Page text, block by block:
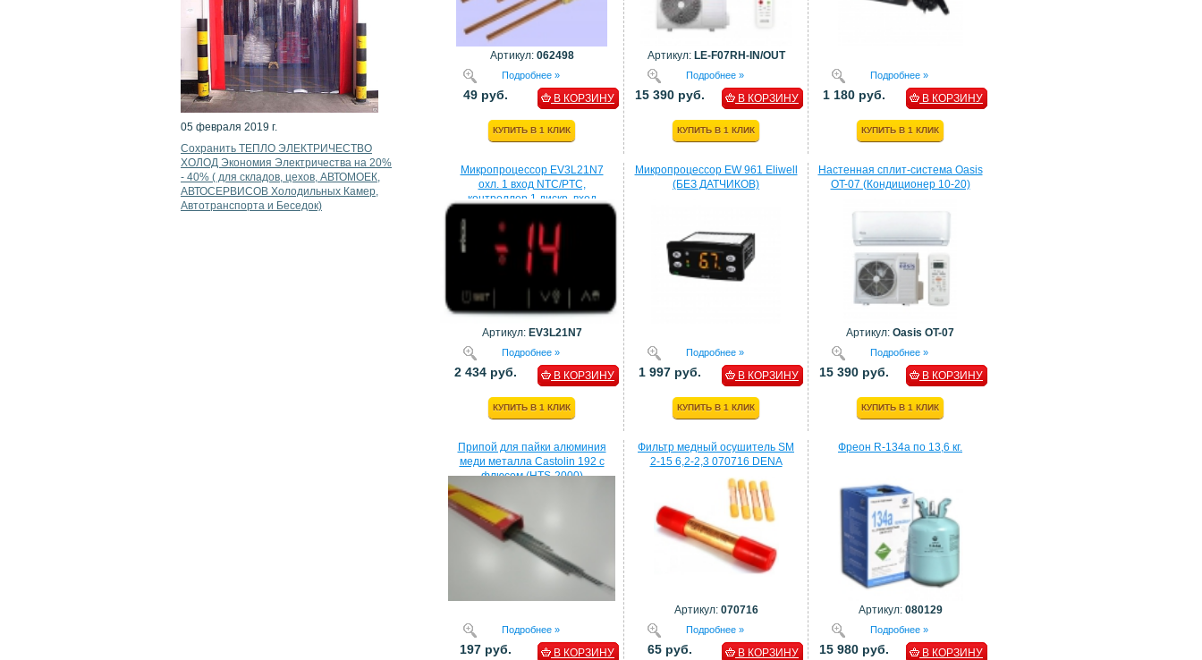
Артикул: 062498
Подробнее »
49 руб. В КОРЗИНУ
КУПИТЬ В 1 КЛИК
Артикул: LE-F07RH-IN/OUT
Подробнее »
15 390 руб. В КОРЗИНУ
КУПИТЬ В 1 КЛИК
Подробнее »
1 180 руб. В КОРЗИНУ
КУПИТЬ В 1 КЛИК
Микропроцессор EV3L21N7
охл. 1 вход NTC/PTC,
контроллер 1 дискр. вход
Артикул: EV3L21N7
Подробнее »
2 434 руб. В КОРЗИНУ
КУПИТЬ В 1 КЛИК
Микропроцессор EW 961 Eliwell
(БЕЗ ДАТЧИКОВ)
Подробнее »
1 997 руб. В КОРЗИНУ
КУПИТЬ В 1 КЛИК
Настенная сплит-система Oasis
OT-07 (Кондиционер 10-20)
Артикул: Oasis OT-07
Подробнее »
15 390 руб. В КОРЗИНУ
КУПИТЬ В 1 КЛИК
Припой для пайки алюминия
меди металла Castolin 192 с
флюсом (HTS-2000)
Подробнее »
197 руб. В КОРЗИНУ
Фильтр медный осушитель SM
2-15 6,2-2,3 070716 DENA
Артикул: 070716
Подробнее »
65 руб. В КОРЗИНУ
Фреон R-134a по 13,6 кг.
Артикул: 080129
Подробнее »
15 980 руб. В КОРЗИНУ
05 февраля 2019 г.
Сохранить ТЕПЛО ЭЛЕКТРИЧЕСТВО
ХОЛОД Экономия Электричества на 20%
- 40% ( для складов, цехов, АВТОМОЕК,
АВТОСЕРВИСОВ Холодильных Камер,
Автотранспорта и Беседок)